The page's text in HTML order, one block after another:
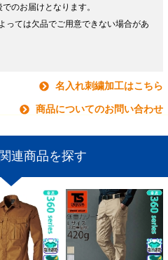
のお届けとなります。
っては欠品でご用意できない場合があ
名入れ刺繍加工はこちら
商品についてのお問い合わせ
連商品を探す